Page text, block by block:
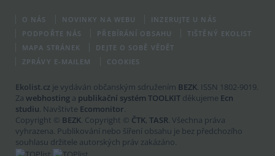
O NÁS NOVINKY NA WEBU
INZERUJTE U NÁS
PODPOŘTE NÁS
PŘEBÍRÁNÍ OBSAHU
TIŠTĚNÝ EKOLIST
MAPA STRÁNEK
DEJTE O SOBĚ VĚDĚT
ZPRÁVY E-MAILEM
COOKIES
Ekolist.cz je vydáván občanským sdružením BEZK. ISSN 1802-9019.
Za webhosting a publikační systém TOOLKIT děkujeme Ecn
studiu. Navštivte Ecomonitor.
Copyright © BEZK. Copyright © ČTK, TASR. Všechna práva
vyhrazena. Publikování nebo šíření obsahu je bez předchozího
souhlasu držitele autorských práv zakázáno.